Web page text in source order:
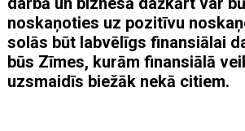
noskaņoties uz pozitīvu
solās būt labvēlīgs finansiālai
būs Zīmes, kurām finansiālā
uzsmaidīs biežāk nekā citiem.